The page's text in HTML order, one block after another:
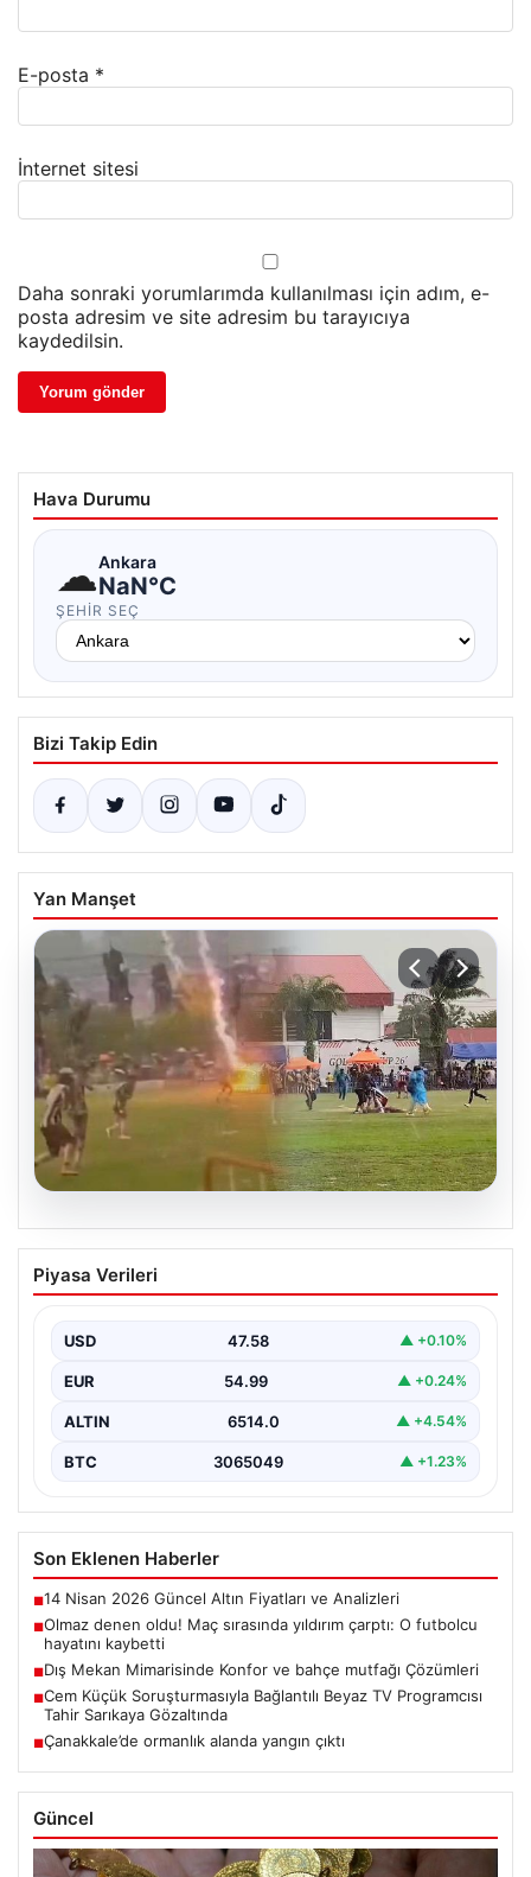
E-posta *
İnternet sitesi
Daha sonraki yorumlarımda kullanılması için adım, e-
posta adresim ve site adresim bu tarayıcıya
kaydedilsin.
Hava Durumu
☁Ankara
NaN°C
ŞEHIR SEÇ
Bizi Takip Edin
Yan Manşet
Olmaz denen oldu! Maç sırasında
yıldırım çarptı: O futbolcu hayatını
Piyasa Verileri
USD 47.58 ▲ +0.10%
EUR 54.99 ▲ +0.24%
ALTIN 6514.0 ▲ +4.54%
BTC 3065049 ▲ +1.23%
Son Eklenen Haberler
■14 Nisan 2026 Güncel Altın Fiyatları ve Analizleri
■Olmaz denen oldu! Maç sırasında yıldırım çarptı: O futbolcu
hayatını kaybetti
■Dış Mekan Mimarisinde Konfor ve bahçe mutfağı Çözümleri
■Cem Küçük Soruşturmasıyla Bağlantılı Beyaz TV Programcısı
Tahir Sarıkaya Gözaltında
■Çanakkale’de ormanlık alanda yangın çıktı
Güncel